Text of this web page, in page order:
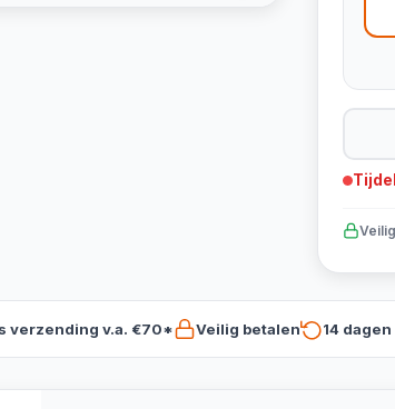
verzending v.a. €70* Veilig betalen 14